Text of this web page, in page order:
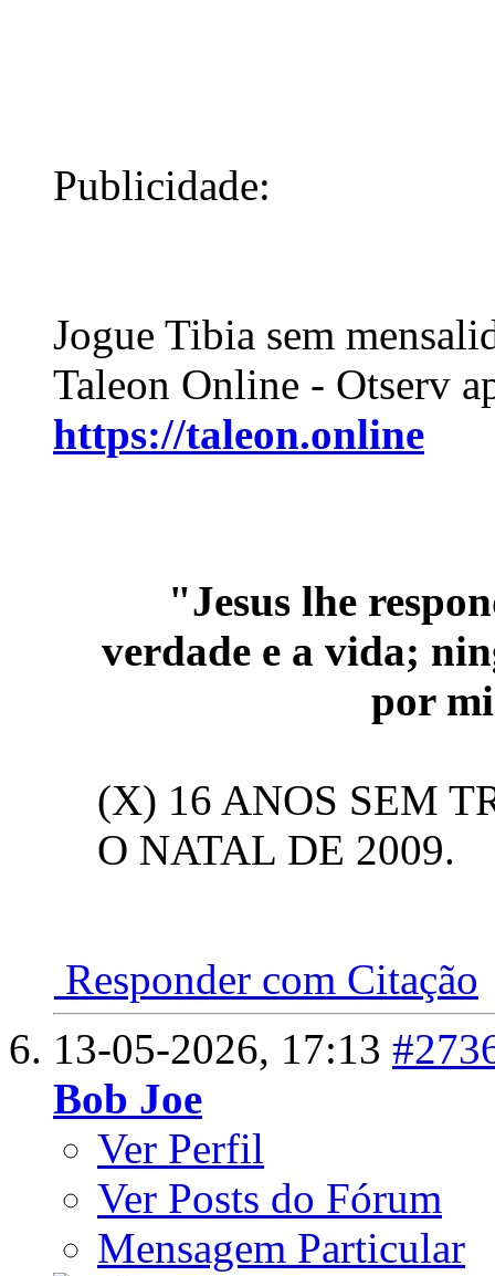
Publicidade:
Jogue Tibia sem
Taleon Online - Otserv
https://taleon.online
"Jesus lhe
verdade e a vida;
por
(X) 16 ANOS SEM
O NATAL DE 2009.
Responder com Citação
13-05-2026, 17:13
Bob Joe
Ver Perfil
Ver Posts do Fórum
Mensagem Particular